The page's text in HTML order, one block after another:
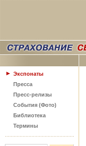
Экспонаты
Пресса
Пресс-релизы
События (Фото)
Библиотека
Термины